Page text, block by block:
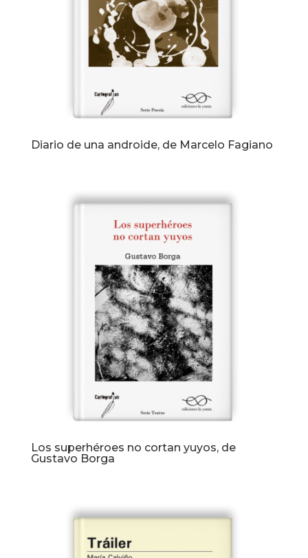
Diario de una androide, de Marcelo Fagiano
Los superhéroes no cortan yuyos, de
Gustavo Borga